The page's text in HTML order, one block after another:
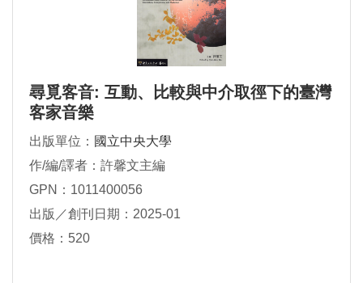
尋覓客音: 互動、比較與中介取徑下的臺灣
客家音樂
出版單位： 國立中央大學
作/編/譯者：許馨文主編
GPN：1011400056
出版／創刊日期：2025-01
價格：520